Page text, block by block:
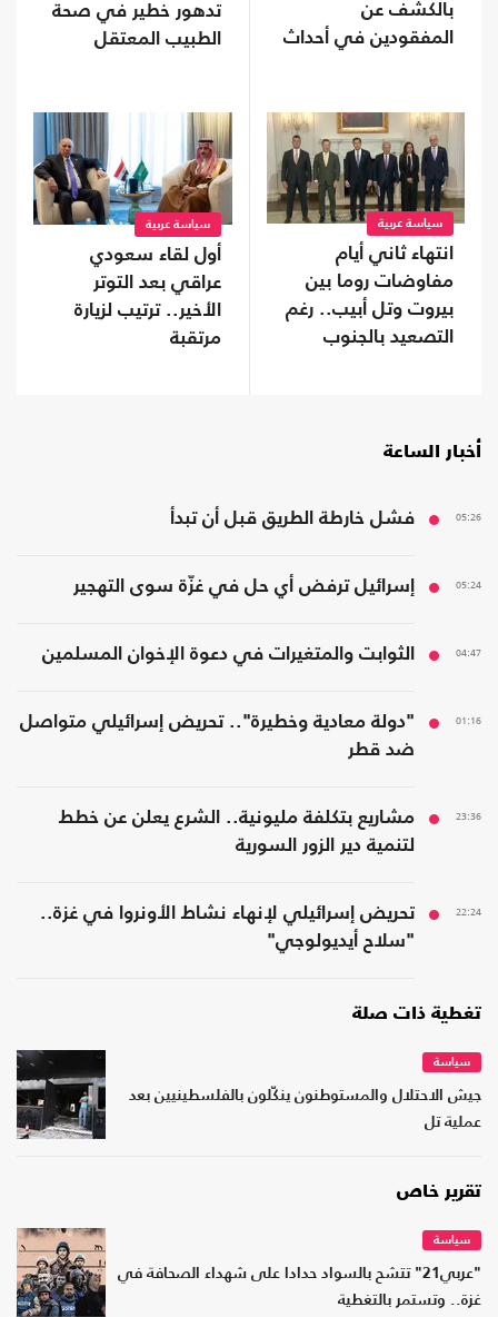
بالكشف عن
المفقودين في أحداث
تدهور خطير في صحة
الطبيب المعتقل
سياسة عربية
انتهاء ثاني أيام
مفاوضات روما بين
بيروت وتل أبيب.. رغم
التصعيد بالجنوب
سياسة عربية
أول لقاء سعودي
عراقي بعد التوتر
الأخير.. ترتيب لزيارة
مرتقبة
أخبار الساعة
05:26 فشل خارطة الطريق قبل أن تبدأ
05:24 إسرائيل ترفض أي حل في غزّة سوى التهجير
04:47 الثوابت والمتغيرات في دعوة الإخوان المسلمين
01:16
"دولة معادية وخطيرة".. تحريض إسرائيلي متواصل
ضد قطر
23:36
مشاريع بتكلفة مليونية.. الشرع يعلن عن خطط
لتنمية دير الزور السورية
22:24
تحريض إسرائيلي لإنهاء نشاط الأونروا في غزة..
"سلاح أيديولوجي"
تغطية ذات صلة
سياسة
جيش الاحتلال والمستوطنون ينكّلون بالفلسطينيين بعد
عملية تل
تقرير خاص
سياسة
"عربي21" تتشح بالسواد حدادا على شهداء الصحافة في
غزة.. وتستمر بالتغطية